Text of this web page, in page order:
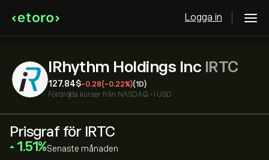
Logga in
IRhythm Holdings Inc IRTC
127.84‎$‎-0.28(-0.22%)(1D)
Fördröjda kurser från NASDAQ • i USD
Prisgraf för IRTC
‎1.51‎ Senaste månaden